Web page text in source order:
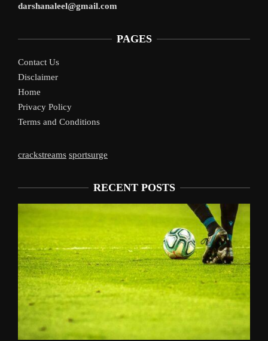
darshanaleel@gmail.com
PAGES
Contact Us
Disclaimer
Home
Privacy Policy
Terms and Conditions
crackstreams sportsurge
RECENT POSTS